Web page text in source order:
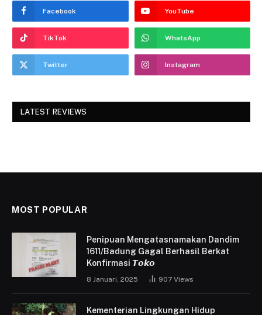
Facebook YouTube
TikTok WhatsApp
Twitter Instagram
LATEST REVIEWS
MOST POPULAR
Penipuan Mengatasnamakan Dandim
1611/Badung Gagal Berhasil Berkat
Konfirmasi 𝙏𝙤𝙠𝙤
8 Januari, 2025 907 Views
Kementerian Lingkungan Hidup